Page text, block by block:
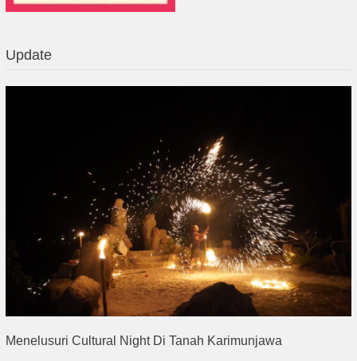
Update
Menelusuri Cultural Night Di Tanah Karimunjawa